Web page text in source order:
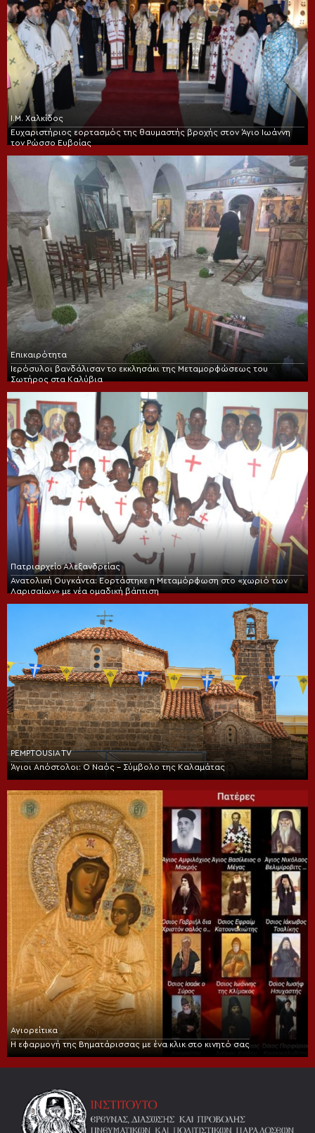
Ι.Μ. Χαλκίδος
Ευχαριστήριος εορτασμός της θαυμαστής βροχής στον Άγιο Ιωάννη
τον Ρώσσο Ευβοίας
Επικαιρότητα
Ιερόσυλοι βανδάλισαν το εκκλησάκι της Μεταμορφώσεως του
Σωτήρος στα Καλύβια
Πατριαρχείο Αλεξανδρείας
Ανατολική Ουγκάντα: Εορτάστηκε η Μεταμόρφωση στο «χωριό των
Λαρισαίων» με νέα ομαδική βάπτιση
PEMPTOUSIA TV
Άγιοι Απόστολοι: Ο Ναός – Σύμβολο της Καλαμάτας
Αγιορείτικα
Η εφαρμογή της Βηματάρισσας με ένα κλικ στο κινητό σας